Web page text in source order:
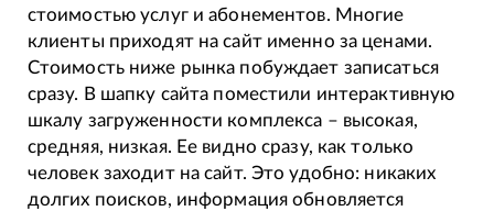
стоимостью услуг и абонементов. Многие
клиенты приходят на сайт именно за ценами.
Стоимость ниже рынка побуждает записаться
сразу. В шапку сайта поместили интерактивную
шкалу загруженности комплекса – высокая,
средняя, низкая. Ее видно сразу, как только
человек заходит на сайт. Это удобно: никаких
долгих поисков, информация обновляется